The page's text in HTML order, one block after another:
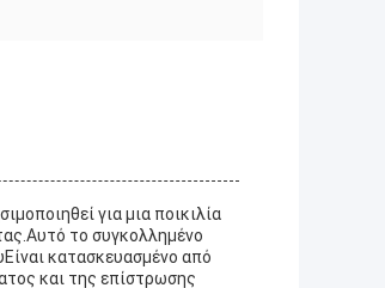
για μια ποικιλία
το συγκολλημένο
κατασκευασμένο από
και της επίστρωσης